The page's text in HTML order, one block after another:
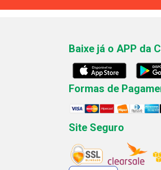
Baixe já o APP da
Formas de
Site Seguro